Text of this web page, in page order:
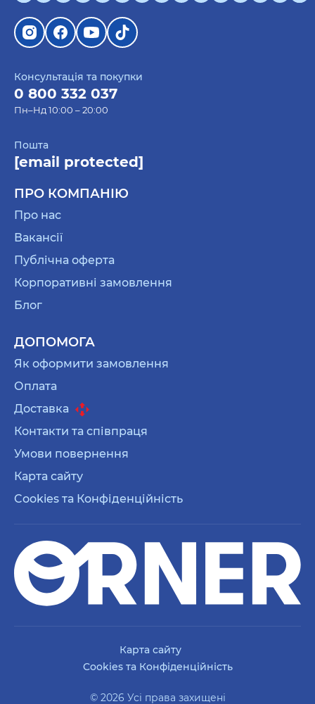
Консультація та покупки
0 800 332 037
Пн–Нд 10:00 – 20:00
Пошта
[email protected]
ПРО КОМПАНІЮ
Про нас
Вакансії
Публічна оферта
Корпоративні замовлення
Блог
ДОПОМОГА
Як оформити замовлення
Оплата
Доставка
Контакти та співпраця
Умови повернення
Карта сайту
Cookies та Конфіденційність
© 2026 Усі права захищені
Карта сайту
Cookies та Конфіденційність